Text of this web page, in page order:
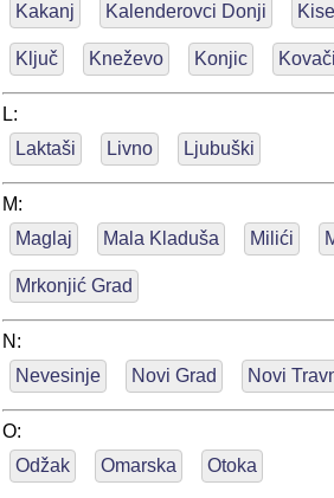
Kakanj
Kalenderovci Donji
Ključ Kneževo Konjic Kovači
L:
Laktaši
Livno Ljubuški
M:
Maglaj
Mala Kladuša Milići
Mrkonjić Grad
N:
Nevesinje
Novi Grad Novi
O:
Odžak
Omarska Otoka